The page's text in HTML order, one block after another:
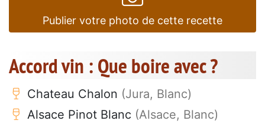
Publier votre photo de cette recette
Accord vin : Que boire avec ?
Chateau Chalon (Jura, Blanc)
Alsace Pinot Blanc (Alsace, Blanc)